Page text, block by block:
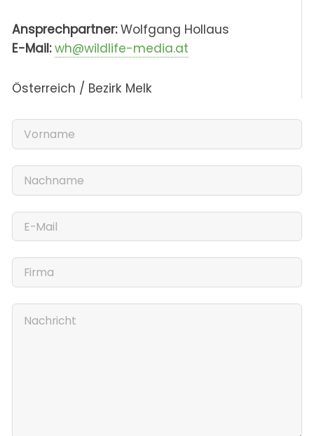
Ansprechpartner:Wolfgang Hollaus
E-Mail: wh@wildlife-media.at
Österreich / Bezirk Melk